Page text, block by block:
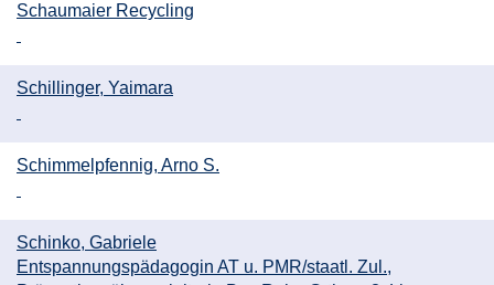
Schaumaier Recycling
Schillinger, Yaimara
Schimmelpfennig, Arno S.
Schinko, Gabriele
Entspannungspädagogin AT u. PMR/staatl. Zul.,